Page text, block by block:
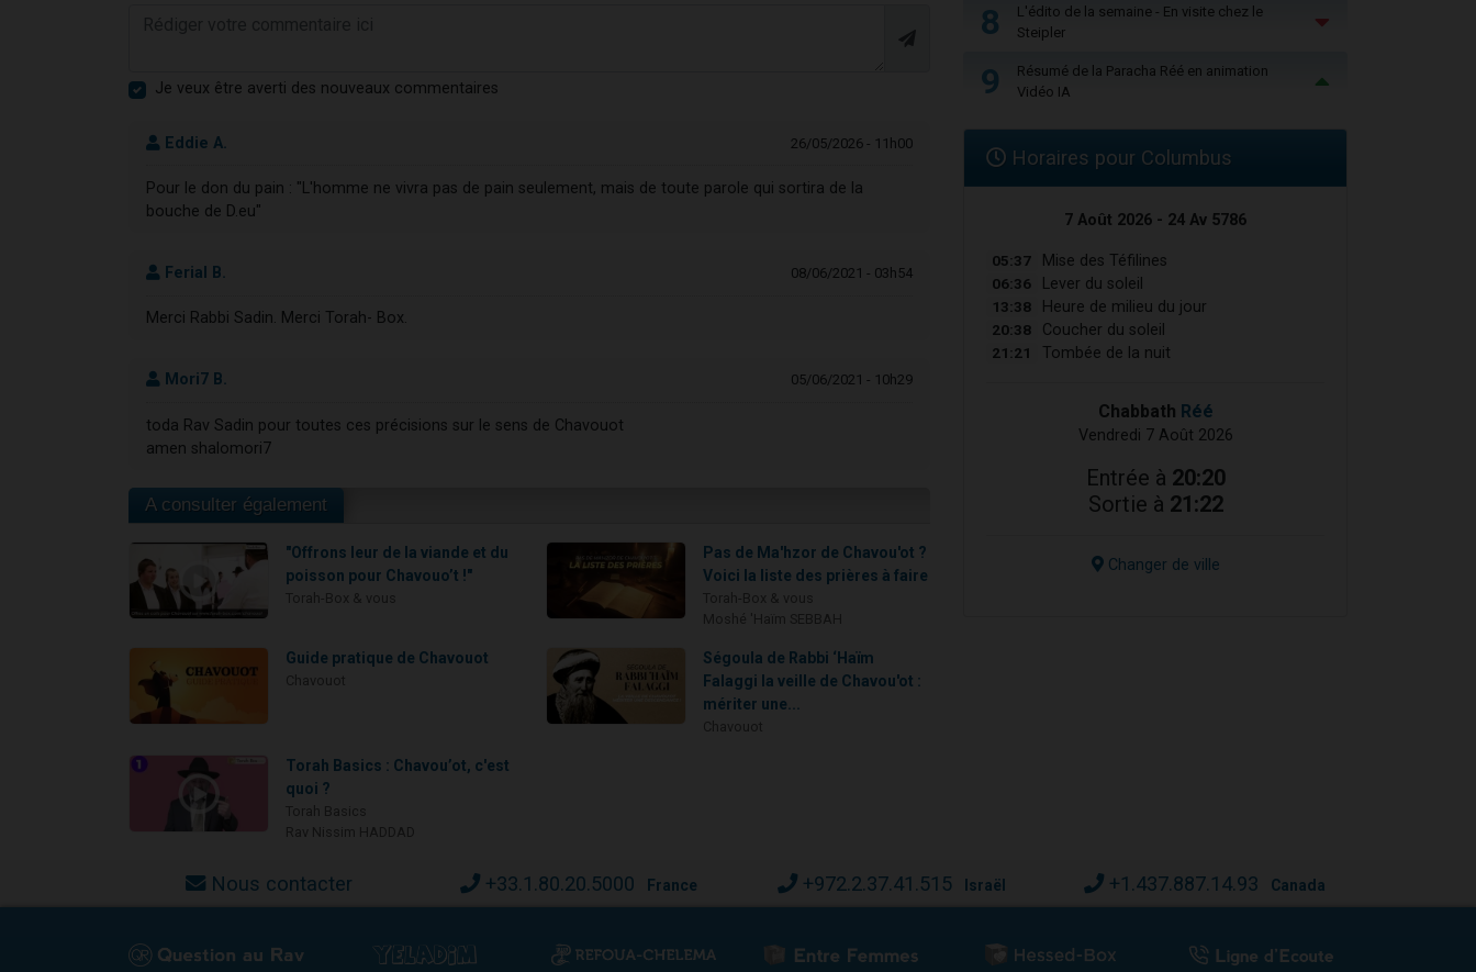
Je veux être averti des nouveaux commentaires
Eddie A. 26/05/2026 - 11h00
Pour le don du pain : "L'homme ne vivra pas de pain seulement, mais de toute parole qui sortira de la
bouche de D.eu"
Ferial B. 08/06/2021 - 03h54
Merci Rabbi Sadin. Merci Torah- Box.
Mori7 B. 05/06/2021 - 10h29
toda Rav Sadin pour toutes ces précisions sur le sens de Chavouot
amen shalomori7
A consulter également
"Offrons leur de la viande et du
poisson pour Chavouo’t !"
Pas de Ma'hzor de Chavou'ot ?
Voici la liste des prières à faire
Guide pratique de Chavouot
Ségoula de Rabbi ‘Haïm
Falaggi la veille de Chavou'ot :
mériter une...
Torah Basics : Chavou’ot, c'est
quoi ?
8
L'édito de la semaine - En visite chez le
Steipler
9
Résumé de la Paracha Réé en animation
Vidéo IA
Horaires pour Columbus
7 Août 2026 - 24 Av 5786
05:37 Mise des Téfilines
06:36 Lever du soleil
13:38 Heure de milieu du jour
20:38 Coucher du soleil
21:21 Tombée de la nuit
Chabbath Réé
Vendredi 7 Août 2026
Entrée à 20:20
Sortie à 21:22
Changer de ville
Nous contacter +33.1.80.20.5000 France +972.2.37.41.515 Israël +1.437.887.14.93 Canada